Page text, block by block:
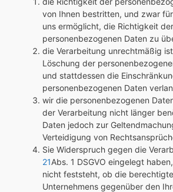
von Ihnen bestritten, und zwar
uns ermöglicht, die Richtigkeit der
personenbezogenen Daten zu
die Verarbeitung unrechtmäßig
Löschung der
und stattdessen die
personenbezogenen Daten
wir die personenbezogenen
der Verarbeitung nicht länger
Daten jedoch zur
Verteidigung von
Sie Widerspruch gegen die
21Abs. 1 DSGVO eingelegt
nicht feststeht, ob die
Unternehmens gegenüber den